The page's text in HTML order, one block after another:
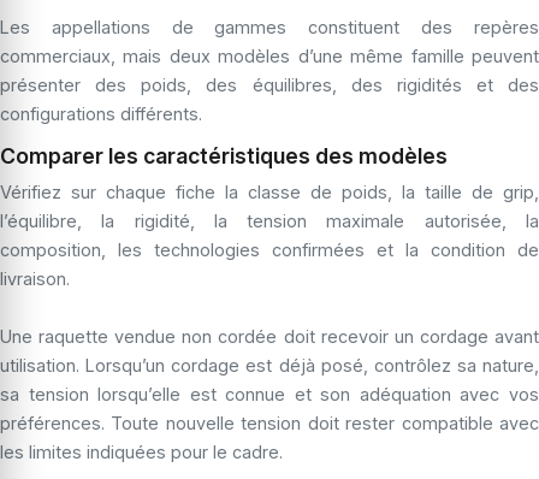
Les appellations de gammes constituent des repères
commerciaux, mais deux modèles d’une même famille peuvent
présenter des poids, des équilibres, des rigidités et des
configurations différents.
Comparer les caractéristiques des modèles
Vérifiez sur chaque fiche la classe de poids, la taille de grip,
l’équilibre, la rigidité, la tension maximale autorisée, la
composition, les technologies confirmées et la condition de
livraison.
Une raquette vendue non cordée doit recevoir un cordage avant
utilisation. Lorsqu’un cordage est déjà posé, contrôlez sa nature,
sa tension lorsqu’elle est connue et son adéquation avec vos
préférences. Toute nouvelle tension doit rester compatible avec
les limites indiquées pour le cadre.